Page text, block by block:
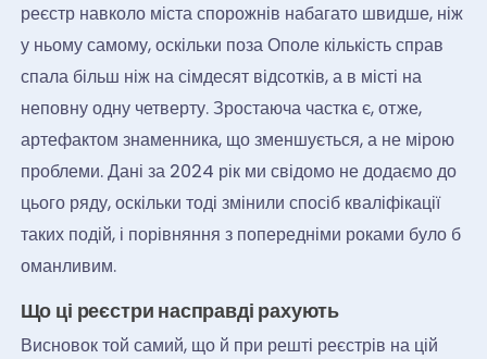
реєстр навколо міста спорожнів набагато швидше, ніж
у ньому самому, оскільки поза Ополе кількість справ
спала більш ніж на сімдесят відсотків, а в місті на
неповну одну четверту. Зростаюча частка є, отже,
артефактом знаменника, що зменшується, а не мірою
проблеми. Дані за 2024 рік ми свідомо не додаємо до
цього ряду, оскільки тоді змінили спосіб кваліфікації
таких подій, і порівняння з попередніми роками було б
оманливим.
Що ці реєстри насправді рахують
Висновок той самий, що й при решті реєстрів на цій